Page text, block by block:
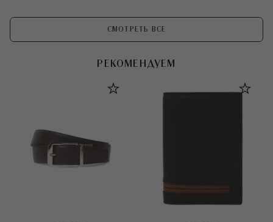
СМОТРЕТЬ ВСЕ
РЕКОМЕНДУЕМ